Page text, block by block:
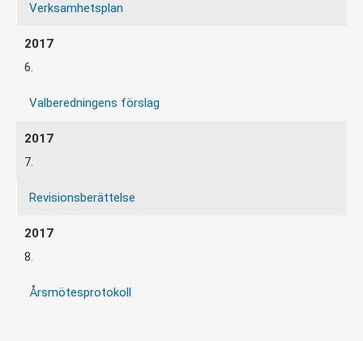
Verksamhetsplan
6.
Valberedningens förslag
7.
Revisionsberättelse
8.
Årsmötesprotokoll